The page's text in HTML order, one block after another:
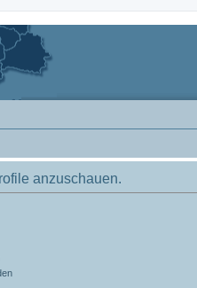
anzuschauen.